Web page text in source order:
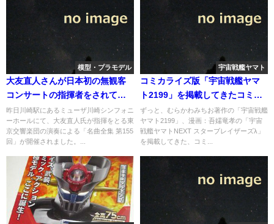
模型・プラモデル
大友直人さんが日本初の無観客
コンサートの指揮者をされてい
た。
昨日川崎駅にあるミューザ川崎シンフォニ
ーホールにて、大友直人氏が指揮をとる東
京交響楽団の演奏による「名曲全集 第155
回」が開催されました。...
宇宙戦艦ヤマト
コミカライズ版「宇宙戦艦ヤマ
ト2199」を掲載してきたコミッ
クNewtype、カドコミサイトへ
移転
ずっと、むらかわみちお著作の「宇宙戦艦
ヤマト2199」、漫画：吾嬬竜孝の「宇宙
戦艦ヤマトNEXT スターブレイザーズλ」
を掲載してきた、コミ...